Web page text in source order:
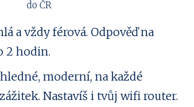
do ČR
a vždy férová. Odpověď na
2 hodin.
moderní, na každé
Nastavíš i tvůj wifi router.